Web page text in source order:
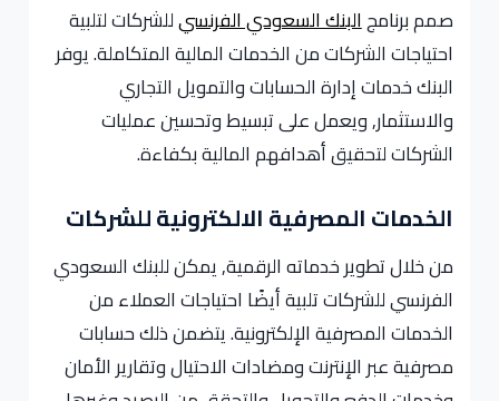
صمم برنامجالبنك السعودي الفرنسيللشركات لتلبية
احتياجات الشركات من الخدمات المالية المتكاملة. يوفر
البنك خدمات إدارة الحسابات والتمويل التجاري
والاستثمار, ويعمل على تبسيط وتحسين عمليات
الشركات لتحقيق أهدافهم المالية بكفاءة.
الخدمات المصرفية الالكترونية للشركات
من خلال تطوير خدماته الرقمية, يمكن للبنك السعودي
الفرنسي للشركات تلبية أيضًا احتياجات العملاء من
الخدمات المصرفية الإلكترونية. يتضمن ذلك حسابات
مصرفية عبر الإنترنت ومضادات الاحتيال وتقارير الأمان